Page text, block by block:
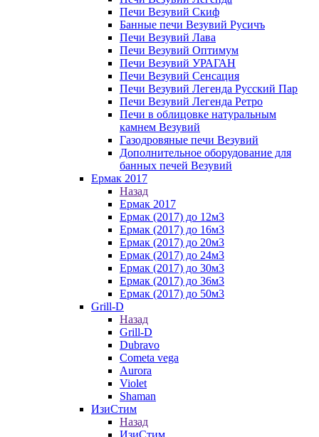
Печи Везувий Скиф
Банные печи Везувий Русичъ
Печи Везувий Лава
Печи Везувий Оптимум
Печи Везувий УРАГАН
Печи Везувий Сенсация
Печи Везувий Легенда Русский Пар
Печи Везувий Легенда Ретро
Печи в облицовке натуральным
камнем Везувий
Газодровяные печи Везувий
Дополнительное оборудование для
банных печей Везувий
Ермак 2017
Назад
Ермак 2017
Ермак (2017) до 12м3
Ермак (2017) до 16м3
Ермак (2017) до 20м3
Ермак (2017) до 24м3
Ермак (2017) до 30м3
Ермак (2017) до 36м3
Ермак (2017) до 50м3
Grill-D
Назад
Grill-D
Dubravo
Cometa vega
Aurora
Violet
Shaman
ИзиСтим
Назад
ИзиСтим